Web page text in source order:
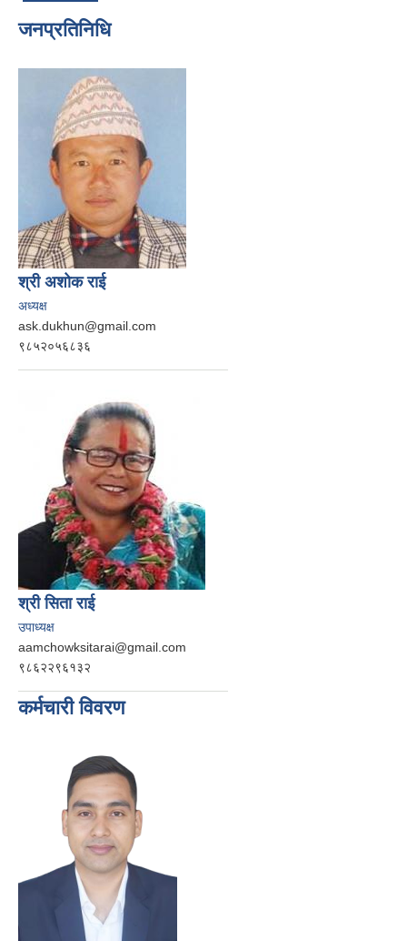
जनप्रतिनिधि
श्री अशोक राई
अध्यक्ष
ask.dukhun@gmail.com
९८५२०५६८३६
श्री सिता राई
उपाध्यक्ष
aamchowksitarai@gmail.com
९८६२२९६१३२
कर्मचारी विवरण